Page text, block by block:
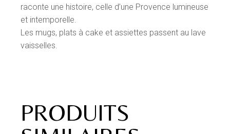
raconte une histoire, celle d’une Provence lumineuse
et intemporelle.
Les mugs, plats à cake et assiettes passent au lave
vaisselles.
PRODUITS